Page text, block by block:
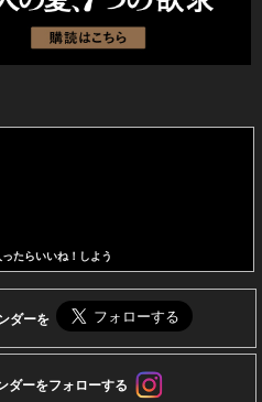
たらいいね！しよう
ダーを
ーをフォローする